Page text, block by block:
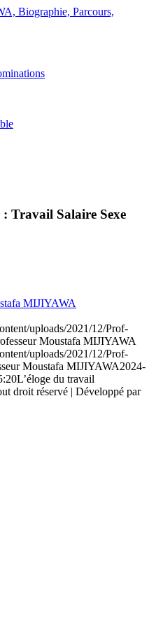
: Travail Salaire Sexe
MIJIYAWA
uploads/2021/12/Prof-
Moustafa MIJIYAWA
uploads/2021/12/Prof-
Moustafa MIJIYAWA2024-
L’éloge du travail
droit réservé | Développé par